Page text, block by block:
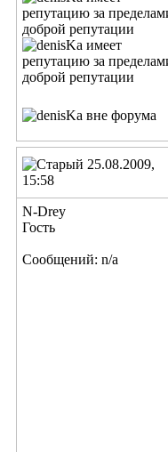
25.08.2009,
15:58
N-Drey
Гость
Сообщений: n/a